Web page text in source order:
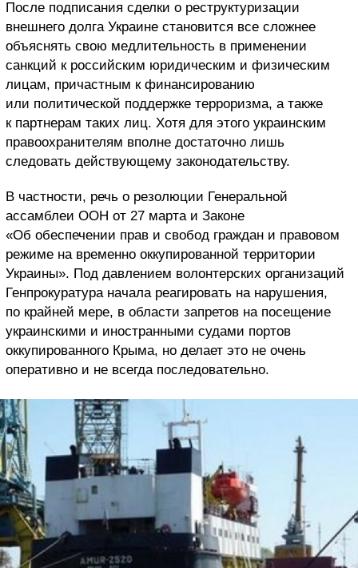
После подписания сделки о реструктуризации
внешнего долга Украине становится все сложнее
объяснять свою медлительность в применении
санкций к российским юридическим и физическим
лицам, причастным к финансированию
или политической поддержке терроризма, а также
к партнерам таких лиц. Хотя для этого украинским
правоохранителям вполне достаточно лишь
следовать действующему законодательству.
В частности, речь о резолюции Генеральной
ассамблеи ООН от 27 марта и Законе
«Об обеспечении прав и свобод граждан и правовом
режиме на временно оккупированной территории
Украины». Под давлением волонтерских организаций
Генпрокуратура начала реагировать на нарушения,
по крайней мере, в области запретов на посещение
украинскими и иностранными судами портов
оккупированного Крыма, но делает это не очень
оперативно и не всегда последовательно.